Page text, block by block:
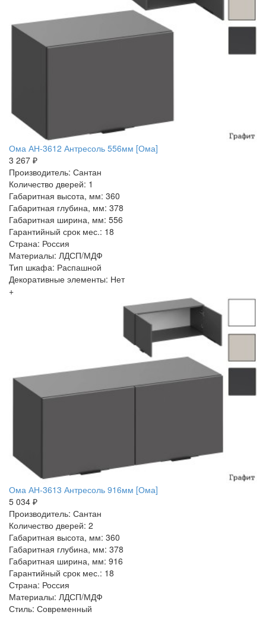
Ома АН-3612 Антресоль 556мм [Ома]
3 267 ₽
Производитель: Сантан
Количество дверей: 1
Габаритная высота, мм: 360
Габаритная глубина, мм: 378
Габаритная ширина, мм: 556
Гарантийный срок мес.: 18
Страна: Россия
Материалы: ЛДСП/МДФ
Тип шкафа: Распашной
Декоративные элементы: Нет
+
Ома АН-3613 Антресоль 916мм [Ома]
5 034 ₽
Производитель: Сантан
Количество дверей: 2
Габаритная высота, мм: 360
Габаритная глубина, мм: 378
Габаритная ширина, мм: 916
Гарантийный срок мес.: 18
Страна: Россия
Материалы: ЛДСП/МДФ
Стиль: Современный